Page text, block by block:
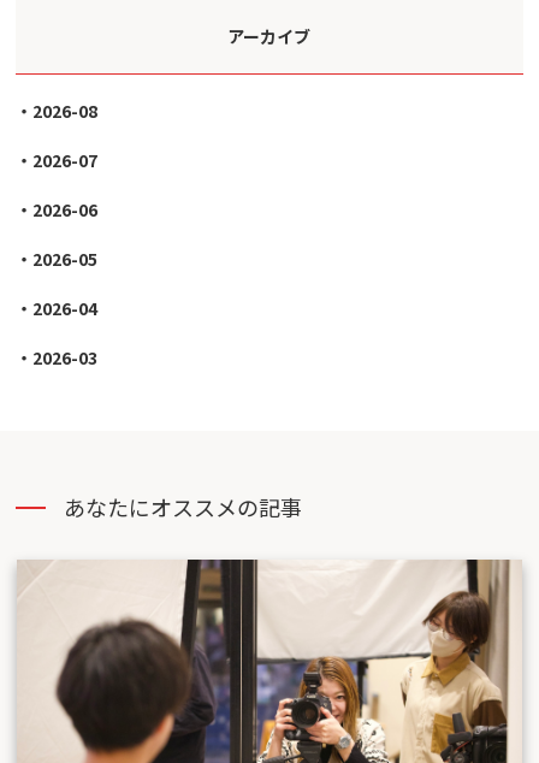
アーカイブ
2026-08
2026-07
2026-06
2026-05
2026-04
2026-03
あなたにオススメの記事